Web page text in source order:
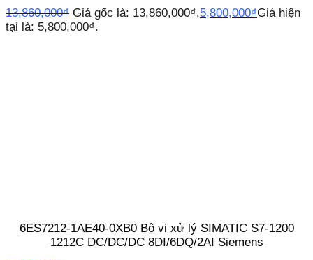
13,860,000₫ Giá gốc là: 13,860,000₫.5,800,000₫Giá hiện
tại là: 5,800,000₫.
6ES7212-1AE40-0XB0 Bộ vi xử lý SIMATIC S7-1200
1212C DC/DC/DC 8DI/6DQ/2AI Siemens